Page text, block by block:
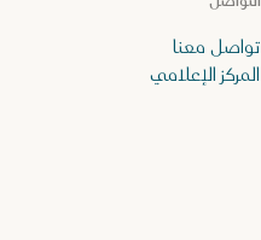
تواصل معنا
المركز الإعلامي